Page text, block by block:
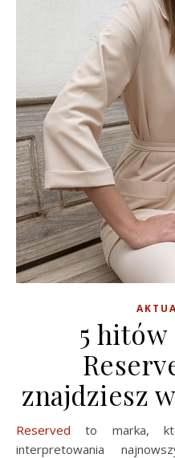
5 hitów
znajdziesz
Reserved to marka,
interpretowania